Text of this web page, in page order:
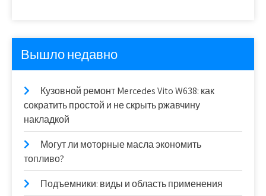
Вышло недавно
Кузовной ремонт Mercedes Vito W638: как
сократить простой и не скрыть ржавчину
накладкой
Могут ли моторные масла экономить
топливо?
Подъемники: виды и область применения